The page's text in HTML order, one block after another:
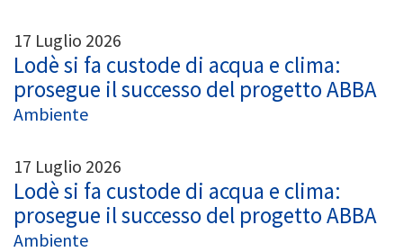
17 Luglio 2026
Lodè si fa custode di acqua e clima:
prosegue il successo del progetto ABBA
Ambiente
17 Luglio 2026
Lodè si fa custode di acqua e clima:
prosegue il successo del progetto ABBA
Ambiente